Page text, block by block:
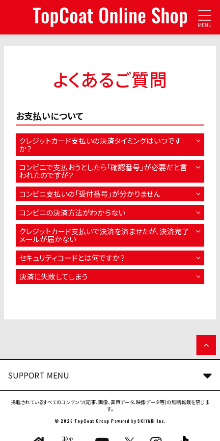
MENU
よくあるご質問
お支払いについて
クレジットカード支払いの決済タイミングはいつです
か？
コンビニで支払おうとしたら「確認番号」が必要だと言
われたのですが？
コンビニ支払いの「受付番号」が分かりません
コンビニの決済方法がわからない
クレジットカード支払いで決済を済ませたが、決済完了
メールが届かない
セキュリティコードとは何ですか？
決済に失敗してしまう
SUPPORT MENU
掲載されているすべてのコンテンツ(記事、画像、音声データ、映像データ等)の無断転載を禁じま
す。
© 2026 TopCoat Group Powered bySKIYAKI Inc.